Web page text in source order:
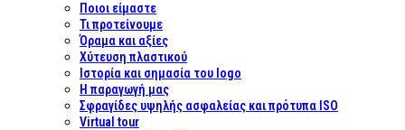
Ποιοι είμαστε
Τι προτείνουμε
Όραμα και αξίες
Χύτευση πλαστικού
Ιστορία και σημασία του logo
Η παραγωγή μας
Σφραγίδες υψηλής ασφαλείας και πρότυπα ISO
Virtual tour